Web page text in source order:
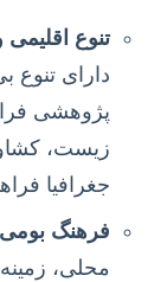
تنوع
دارای
پژوهشی
زیست،
جغرافیا
فرهنگ
محلی،